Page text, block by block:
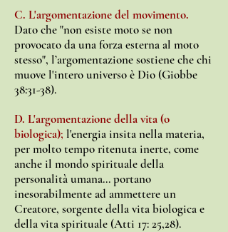
C. L'argomentazione del movimento.
Dato che "non esiste moto se non
provocato da una forza esterna al moto
stesso", l’argomentazione sostiene che chi
muove l'intero universo è Dio (Giobbe
38:31-38).
D. L'argomentazione della vita (o
biologica); l'energia insita nella materia,
per molto tempo ritenuta inerte, come
anche il mondo spirituale della
personalità umana... portano
inesorabilmente ad ammettere un
Creatore, sorgente della vita biologica e
della vita spirituale (Atti 17: 25,28).